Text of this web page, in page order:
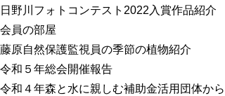
日野川フォトコンテスト2022入賞作品紹介
会員の部屋
藤原自然保護監視員の季節の植物紹介
令和５年総会開催報告
令和４年森と水に親しむ補助金活用団体から